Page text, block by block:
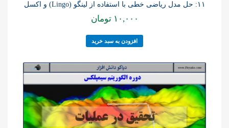
۱۱: حل مدل ریاضی خطی با استفاده از لینگو (Lingo) و اکسل
۱۰,۰۰۰ تومان
افزودن به سبد خرید